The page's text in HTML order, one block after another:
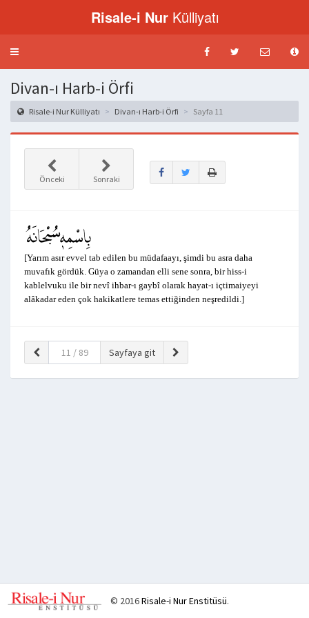
Risale-i NurKülliyatı
Menü
Divan-ı Harb-i Örfi
Risale-i Nur Külliyatı Divan-ı Harb-i Örfi Sayfa 11
Önceki Sonraki
[Yarım asır evvel tab edilen bu müdafaayı, şimdi bu asra daha
muvafık gördük. Güya o zamandan elli sene sonra, bir hiss-i
kablelvuku ile bir nevî ihbar-ı gaybî olarak hayat-ı içtimaiyeyi
alâkadar eden çok hakikatlere temas ettiğinden neşredildi.]
© 2016Risale-i Nur Enstitüsü.